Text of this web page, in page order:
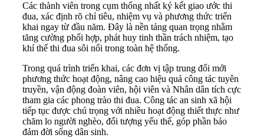
Các thành viên trong cụm thống nhất ký kết giao ước thi
đua, xác định rõ chỉ tiêu, nhiệm vụ và phương thức triển
khai ngay từ đầu năm. Đây là nền tảng quan trọng nhằm
tăng cường phối hợp, phát huy tinh thần trách nhiệm, tạo
khí thế thi đua sôi nổi trong toàn hệ thống.
Trong quá trình triển khai, các đơn vị tập trung đổi mới
phương thức hoạt động, nâng cao hiệu quả công tác tuyên
truyền, vận động đoàn viên, hội viên và Nhân dân tích cực
tham gia các phong trào thi đua. Công tác an sinh xã hội
tiếp tục được chú trọng với nhiều hoạt động thiết thực như
chăm lo người nghèo, đối tượng yếu thế, góp phần bảo
đảm đời sống dân sinh.